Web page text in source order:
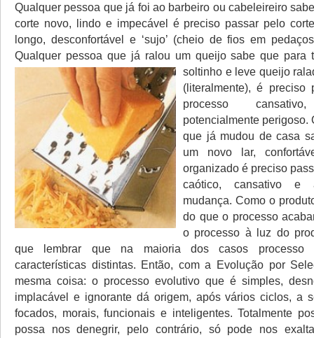
Qualquer pessoa que já foi ao barbeiro ou cabeleireiro
corte novo, lindo e impecável é preciso passar pelo
longo, desconfortável e ‘sujo’ (cheio de fios em
Qualquer pessoa que já ralou um queijo sabe que para
soltinho e leve queijo rala
(literalmente), é preciso
processo
potencialmente perigoso.
que já mudou de casa
um novo lar,
organizado é preciso
caótico, cansativo e
mudança. Como o
do que o processo
o processo à luz do
que lembrar que na maioria dos casos processo
características distintas. Então, com a Evolução por
mesma coisa: o processo evolutivo que é simples,
implacável e ignorante dá origem, após vários ciclos, a
focados, morais, funcionais e inteligentes. Totalmente
possa nos denegrir, pelo contrário, só pode nos